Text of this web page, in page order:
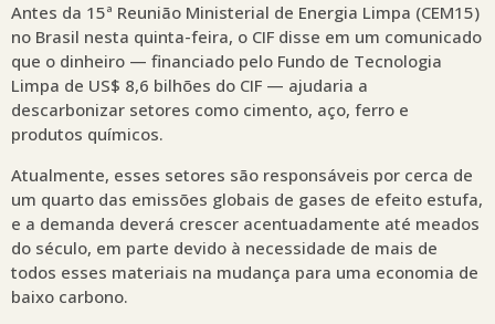
Antes da 15ª Reunião Ministerial de Energia Limpa (CEM15)
no Brasil nesta quinta-feira, o CIF disse em um comunicado
que o dinheiro — financiado pelo Fundo de Tecnologia
Limpa de US$ 8,6 bilhões do CIF — ajudaria a
descarbonizar setores como cimento, aço, ferro e
produtos químicos.
Atualmente, esses setores são responsáveis por cerca de
um quarto das emissões globais de gases de efeito estufa,
e a demanda deverá crescer acentuadamente até meados
do século, em parte devido à necessidade de mais de
todos esses materiais na mudança para uma economia de
baixo carbono.